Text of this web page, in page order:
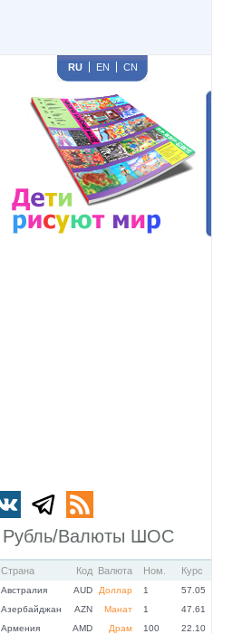
RU EN CN
Рубль/Валюты ШОС
Страна Код Валюта Ном. Курс
Австралия AUD Доллар 1
57.05
Азербайджан
AZN Манат 1
47.61
Армения
AMD Драм 100
22.10